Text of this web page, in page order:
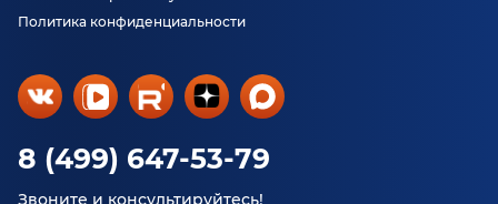
8 (499) 647-53-79
Звоните и консультируйтесь!
Политика конфиденциальности